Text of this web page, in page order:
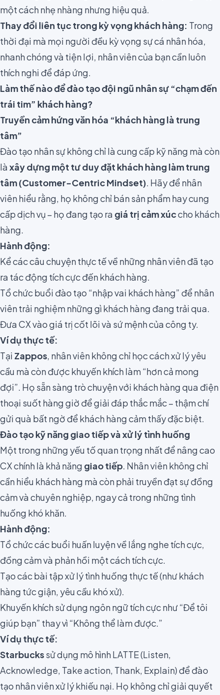
một cách nhẹ nhàng nhưng hiệu quả.
Thay đổi liên tục trong kỳ vọng khách hàng: Trong
thời đại mà mọi người đều kỳ vọng sự cá nhân hóa,
nhanh chóng và tiện lợi, nhân viên của bạn cần luôn
thích nghi để đáp ứng.
Làm thế nào để đào tạo đội ngũ nhân sự “chạm đến
trái tim” khách hàng?
Truyền cảm hứng văn hóa “khách hàng là trung
tâm”
Đào tạo nhân sự không chỉ là cung cấp kỹ năng mà còn
làxây dựng một tư duy đặt khách hàng làm trung
tâm (Customer-Centric Mindset). Hãy để nhân
viên hiểu rằng, họ không chỉ bán sản phẩm hay cung
cấp dịch vụ – họ đang tạo ra giá trị cảm xúccho khách
hàng.
Hành động:
Kể các câu chuyện thực tế về những nhân viên đã tạo
ra tác động tích cực đến khách hàng.
Tổ chức buổi đào tạo “nhập vai khách hàng” để nhân
viên trải nghiệm những gì khách hàng đang trải qua.
Đưa CX vào giá trị cốt lõi và sứ mệnh của công ty.
Ví dụ thực tế:
Tại Zappos, nhân viên không chỉ học cách xử lý yêu
cầu mà còn được khuyến khích làm “hơn cả mong
đợi”. Họ sẵn sàng trò chuyện với khách hàng qua điện
thoại suốt hàng giờ để giải đáp thắc mắc – thậm chí
gửi quà bất ngờ để khách hàng cảm thấy đặc biệt.
Đào tạo kỹ năng giao tiếp và xử lý tình huống
Một trong những yếu tố quan trọng nhất để nâng cao
CX chính là khả năng giao tiếp. Nhân viên không chỉ
cần hiểu khách hàng mà còn phải truyền đạt sự đồng
cảm và chuyên nghiệp, ngay cả trong những tình
huống khó khăn.
Hành động:
Tổ chức các buổi huấn luyện về lắng nghe tích cực,
đồng cảm và phản hồi một cách tích cực.
Tạo các bài tập xử lý tình huống thực tế (như khách
hàng tức giận, yêu cầu khó xử).
Khuyến khích sử dụng ngôn ngữ tích cực như “Để tôi
giúp bạn” thay vì “Không thể làm được.”
Ví dụ thực tế:
Starbuckssử dụng mô hình LATTE (Listen,
Acknowledge, Take action, Thank, Explain) để đào
tạo nhân viên xử lý khiếu nại. Họ không chỉ giải quyết